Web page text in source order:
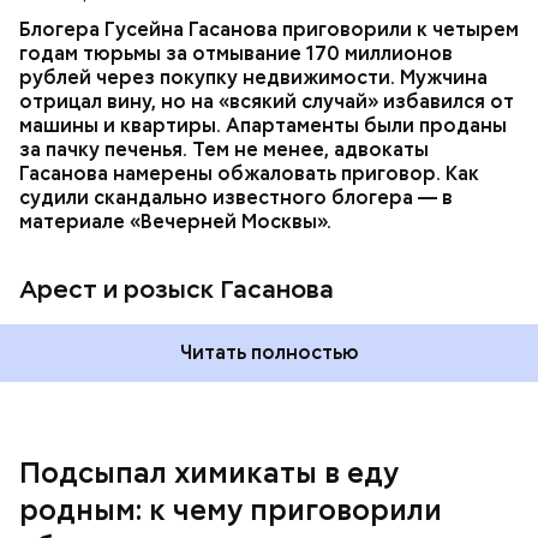
Блогера Гусейна Гасанова приговорили к четырем
годам тюрьмы за отмывание 170 миллионов
рублей через покупку недвижимости. Мужчина
отрицал вину, но на «всякий случай» избавился от
машины и квартиры. Апартаменты были проданы
за пачку печенья. Тем не менее, адвокаты
Гасанова намерены обжаловать приговор. Как
судили скандально известного блогера — в
материале «Вечерней Москвы».
Арест и розыск Гасанова
Читать полностью
Подсыпал химикаты в еду
родным: к чему приговорили
Началось расследование. В квартире потерпевших
Также отравленную пищу ела его младшая сестра.
только отчима. Тогда следователи посчитали, что
мотивом преступления была квартира родителей,
которая в случае их смерти перешла бы сыну. Но
спустя несколько дней Миссюра заявил, что ранее
уже травил других людей.